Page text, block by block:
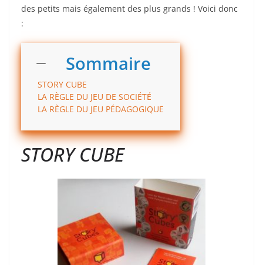
des petits mais également des plus grands ! Voici donc
:
Sommaire
STORY CUBE
LA RÈGLE DU JEU DE SOCIÉTÉ
LA RÈGLE DU JEU PÉDAGOGIQUE
STORY CUBE